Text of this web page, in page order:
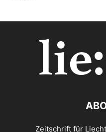
Zeitschrift für